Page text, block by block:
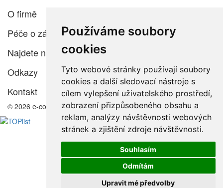
Používáme soubory
cookies
Tyto webové stránky používají soubory
cookies a další sledovací nástroje s
cílem vylepšení uživatelského prostředí,
zobrazení přizpůsobeného obsahu a
reklam, analýzy návštěvnosti webových
stránek a zjištění zdroje návštěvnosti.
Souhlasím
Odmítám
Upravit mé předvolby
O firmě
Péče o zákazníka
Najdete nás
Odkazy
Kontakt
© 2026 e-color.cz